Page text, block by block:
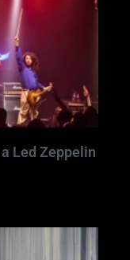
Led Zeppelin